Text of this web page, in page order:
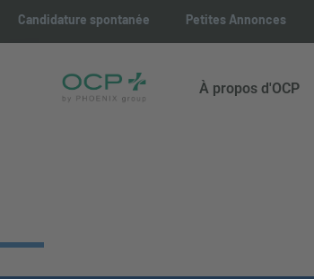
Candidature spontanée Petites Annonces
À propos d'OCP